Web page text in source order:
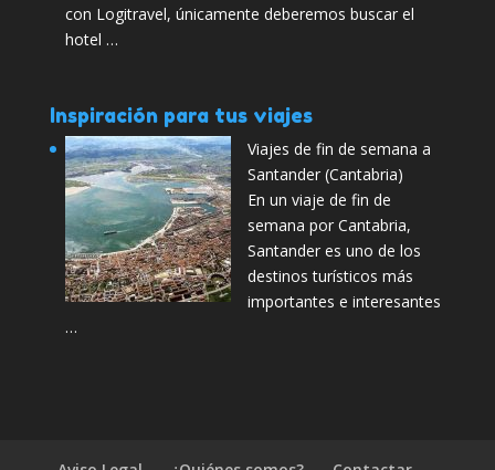
con Logitravel, únicamente deberemos buscar el
hotel …
Inspiración para tus viajes
Viajes de fin de semana a
Santander (Cantabria)
En un viaje de fin de
semana por Cantabria,
Santander es uno de los
destinos turísticos más
importantes e interesantes
…